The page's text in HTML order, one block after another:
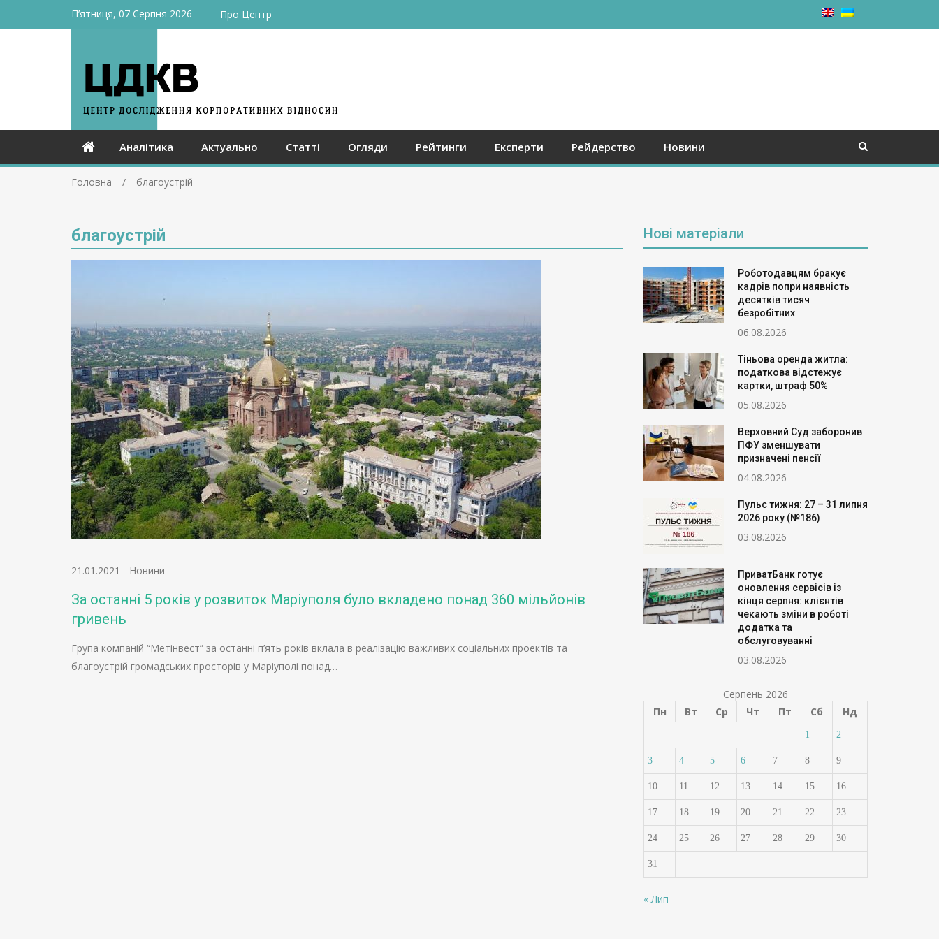
П’ятниця, 07 Серпня 2026 Про Центр
Аналітика Актуально Статті Огляди Рейтинги Експерти Рейдерство Новини
Головна благоустрій
благоустрій
21.01.2021 - Новини
За останні 5 років у розвиток Маріуполя було вкладено понад 360 мільйонів
гривень
Група компаній “Метінвест” за останні п’ять років вклала в реалізацію важливих соціальних проектів та
благоустрій громадських просторів у Маріуполі понад…
Нові матеріали
Роботодавцям бракує
кадрів попри наявність
десятків тисяч
безробітних
06.08.2026
Тіньова оренда житла:
податкова відстежує
картки, штраф 50%
05.08.2026
Верховний Суд заборонив
ПФУ зменшувати
призначені пенсії
04.08.2026
Пульс тижня: 27 – 31 липня
2026 року (№186)
03.08.2026
ПриватБанк готує
оновлення сервісів із
кінця серпня: клієнтів
чекають зміни в роботі
додатка та
обслуговуванні
03.08.2026
Серпень 2026
Пн
Вт Ср Чт Пт Сб Нд
1 2
3 4 5 6 7 8 9
10 11 12 13 14 15 16
17 18 19 20 21 22 23
24 25 26 27 28 29 30
31
« Лип